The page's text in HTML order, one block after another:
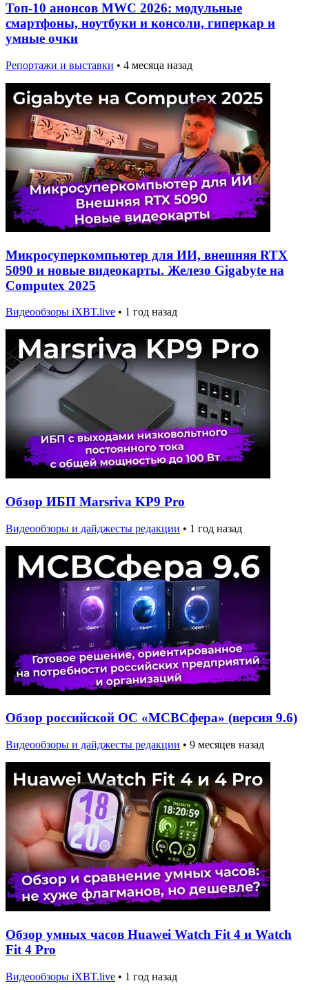
Топ-10 анонсов MWC 2026: модульные
смартфоны, ноутбуки и консоли, гиперкар и
умные очки
Репортажи и выставки • 4 месяца назад
Микросуперкомпьютер для ИИ, внешняя RTX
5090 и новые видеокарты. Железо Gigabyte на
Computex 2025
Видеообзоры iXBT.live • 1 год назад
Обзор ИБП Marsriva KP9 Pro
Видеообзоры и дайджесты редакции • 1 год назад
Обзор российской ОС «МСВСфера» (версия 9.6)
Видеообзоры и дайджесты редакции • 9 месяцев назад
Обзор умных часов Huawei Watch Fit 4 и Watch
Fit 4 Pro
Видеообзоры iXBT.live • 1 год назад